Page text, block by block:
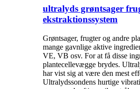
ultralyds grøntsager
ekstraktionssystem
Grøntsager, frugter og andre
mange gavnlige aktive
VE, VB osv. For at få disse
plantecellevægge brydes.
har vist sig at være den mest
Ultralydssondens hurtige